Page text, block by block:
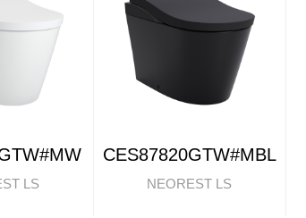
LS
CES87820GTW#MBL
NEOREST LS